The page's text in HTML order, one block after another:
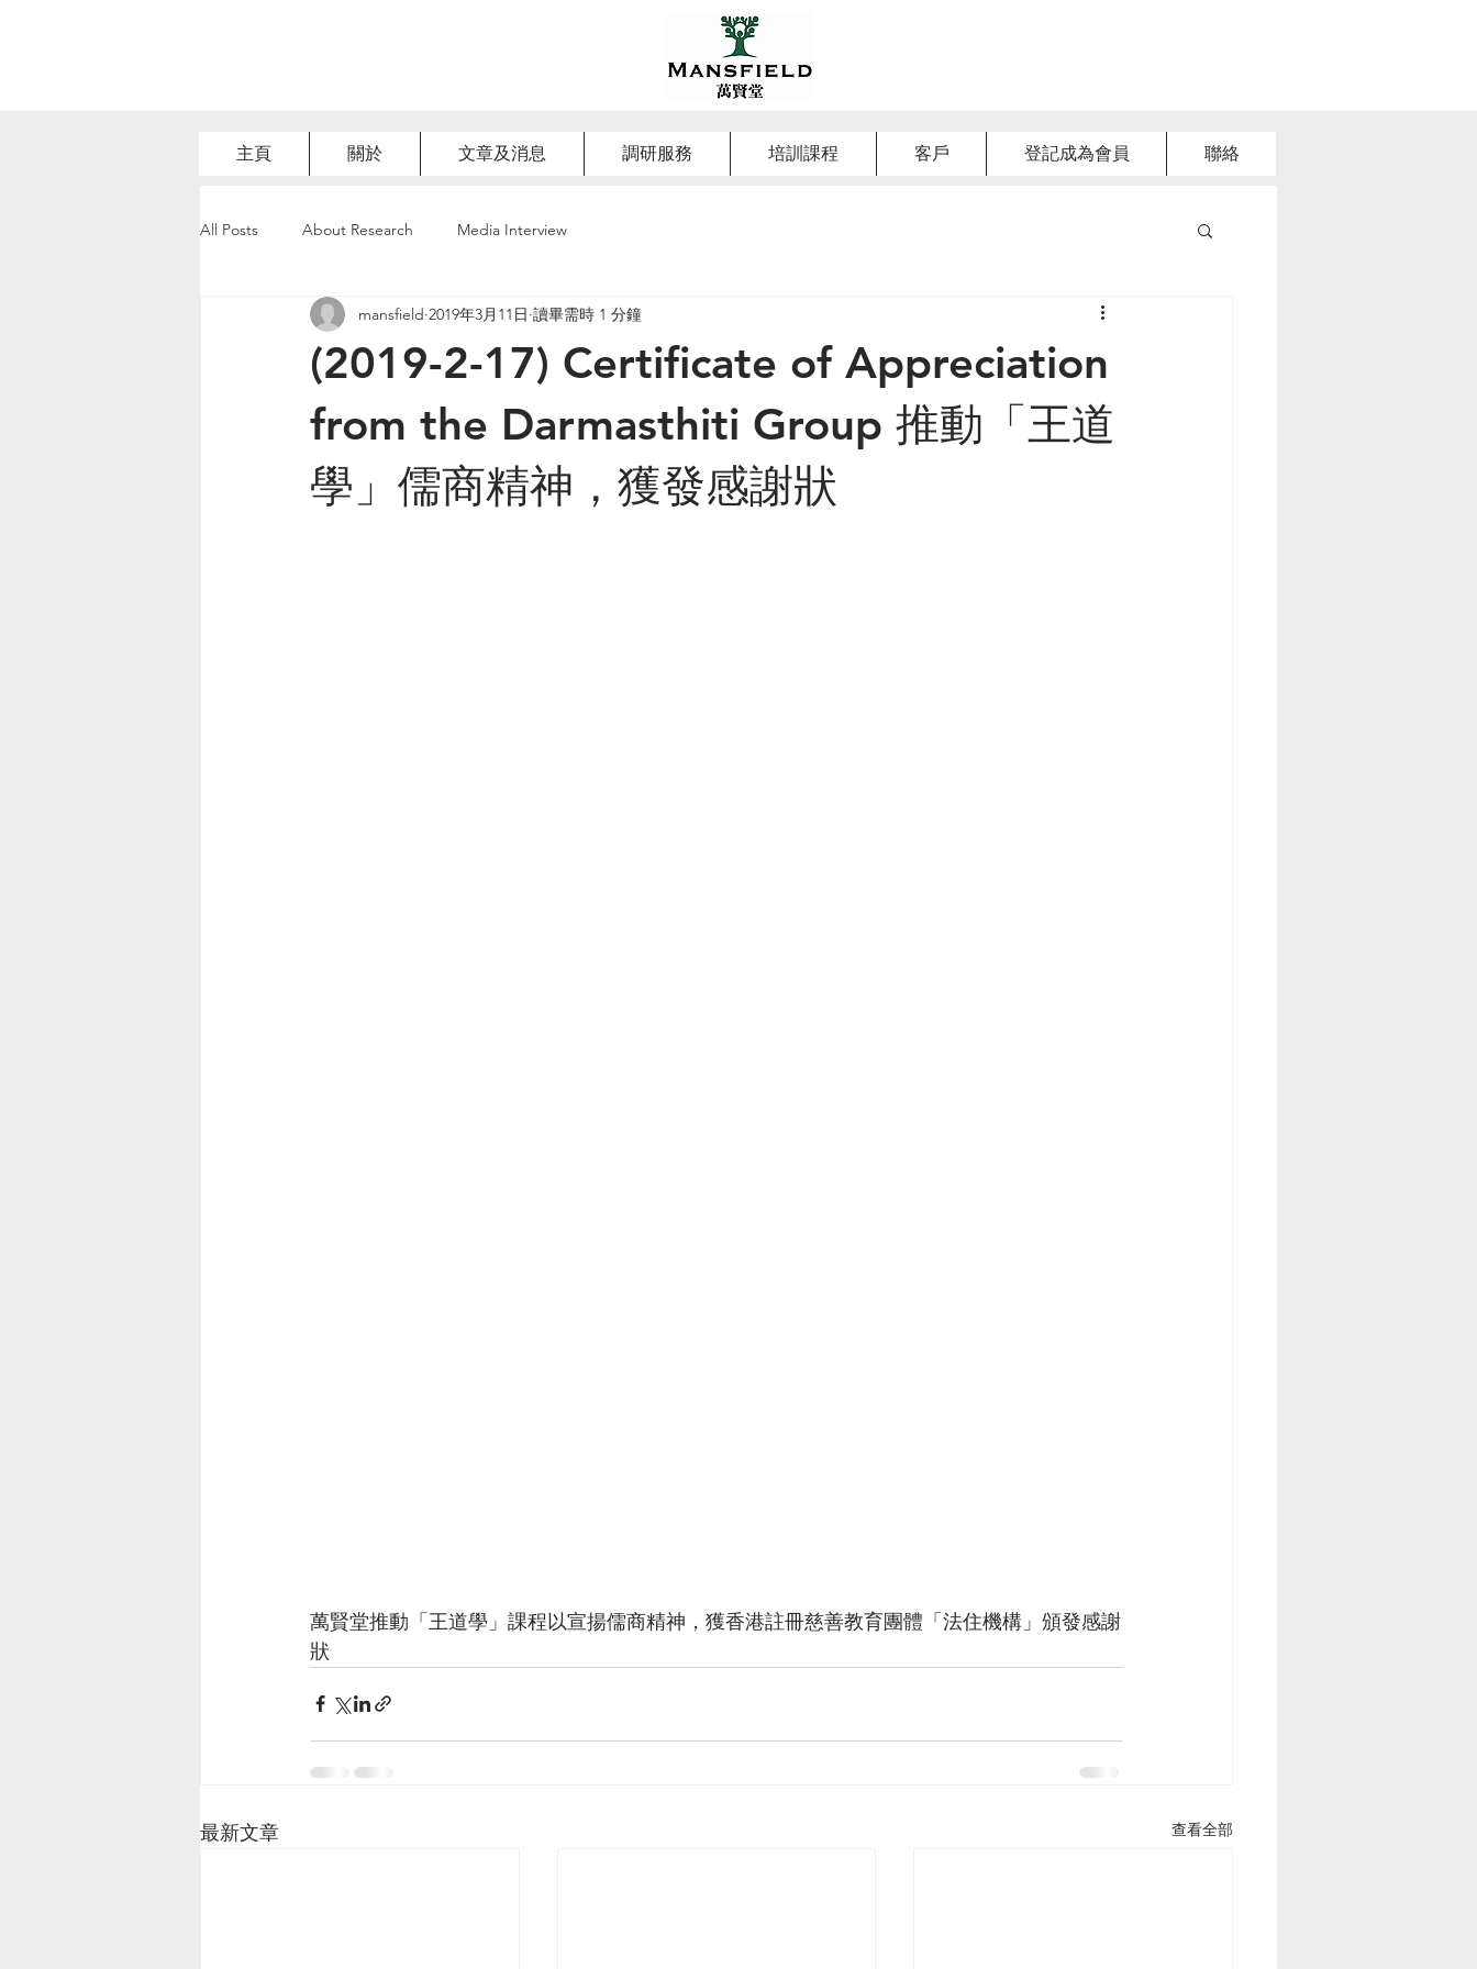
主頁 關於 文章及消息 調研服務 培訓課程 客戶 登記成為會員 聯絡
All Posts About Research Media Interview
(2019-2-17) Certificate of Appreciation
from the Darmasthiti Group 推動「王道
學」儒商精神，獲發感謝狀
mansfield 2019年3月11日 讀畢需時 1 分鐘
萬賢堂推動「王道學」課程以宣揚儒商精神，獲香港註冊慈善教育團體「法住機構」頒發感謝
狀
最新文章 查看全部